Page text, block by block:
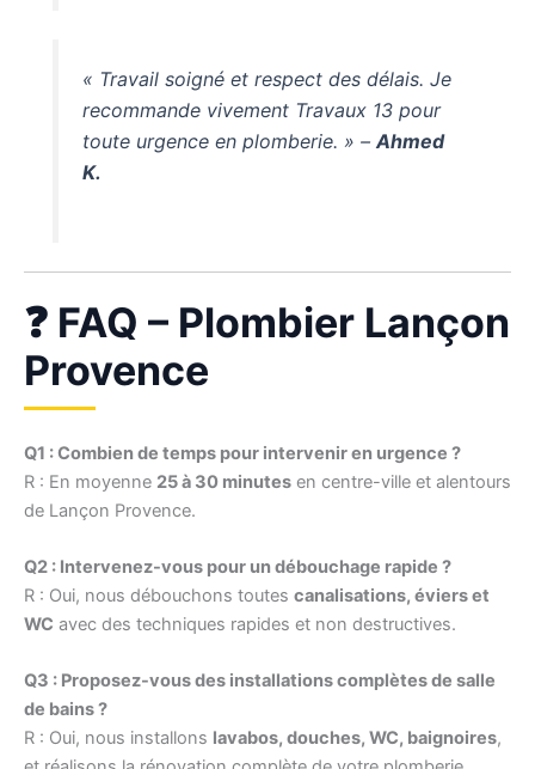
« Travail soigné et respect des délais. Je
recommande vivement Travaux 13 pour
toute urgence en plomberie. » –Ahmed
K.
❓ FAQ – Plombier Lançon
Provence
Q1 : Combien de temps pour intervenir en urgence ?
R : En moyenne 25 à 30 minutes en centre-ville et alentours
de Lançon Provence.
Q2 : Intervenez-vous pour un débouchage rapide ?
R : Oui, nous débouchons toutes canalisations, éviers et
WC avec des techniques rapides et non destructives.
Q3 : Proposez-vous des installations complètes de salle
de bains ?
R : Oui, nous installons lavabos, douches, WC, baignoires,